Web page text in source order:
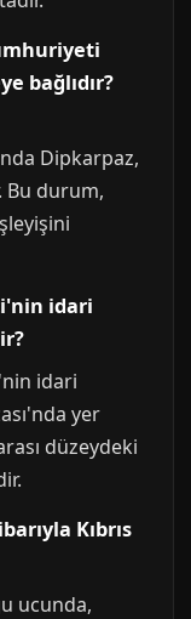
bağlıdır?
Dipkarpaz,
Bu durum,
idari
idari
yer
düzeydeki
Kıbrıs
ucunda,